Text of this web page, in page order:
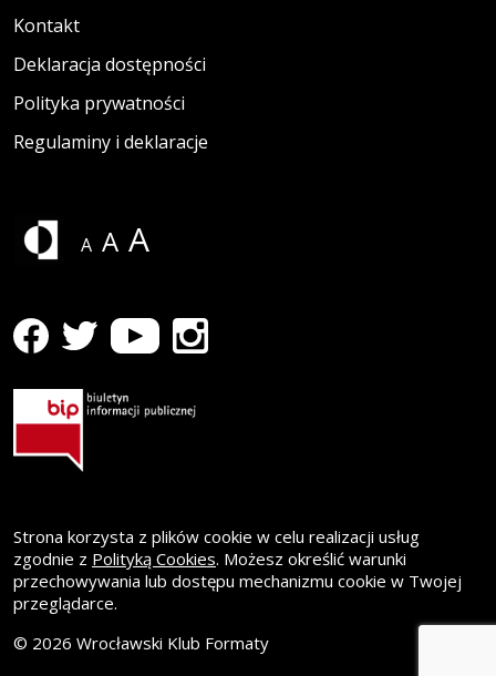
Kontakt
Deklaracja dostępności
Polityka prywatności
Regulaminy i deklaracje
A A A
profil WK Formaty na Facebooku
Strona otwiera się w nowym oknie
profil WK Formaty na Twitterze
Strona otwiera się w nowym oknie
profil WK Formaty na Youtube
Strona otwiera się w nowym oknie
profil WK Formaty na Instagramie
Strona otwiera się w nowym oknie
Strona korzysta z plików cookie w celu realizacji usług
zgodnie z Polityką Cookies. Możesz określić warunki
przechowywania lub dostępu mechanizmu cookie w Twojej
przeglądarce.
© 2026 Wrocławski Klub Formaty